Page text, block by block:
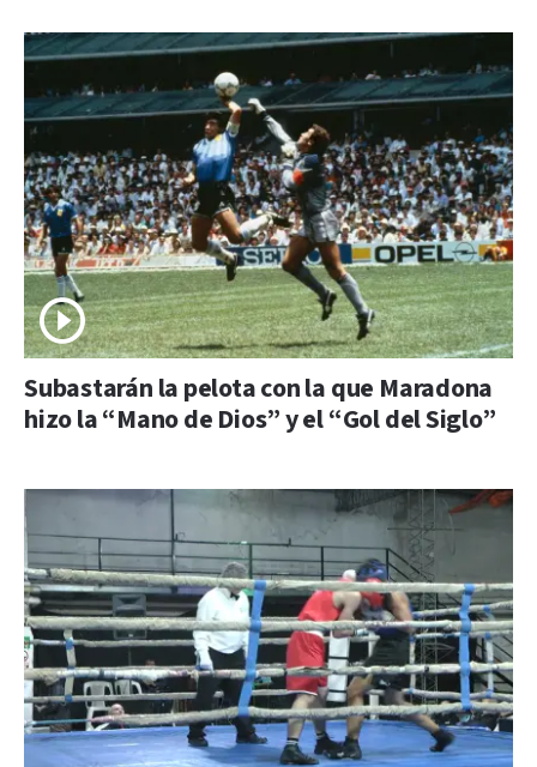
Subastarán la pelota con la que Maradona
hizo la “Mano de Dios” y el “Gol del Siglo”